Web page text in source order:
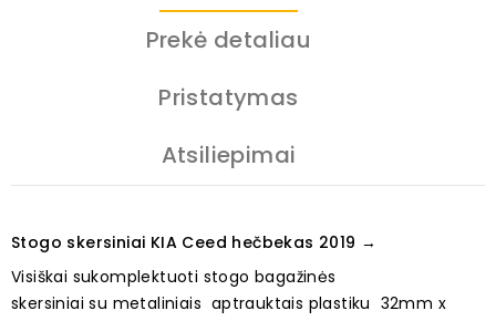
Prekė detaliau
Pristatymas
Atsiliepimai
Stogo skersiniai KIA Ceed hečbekas 2019 →
Visiškai sukomplektuoti stogo bagažinės
skersiniai su metaliniais aptrauktais plastiku 32mm x